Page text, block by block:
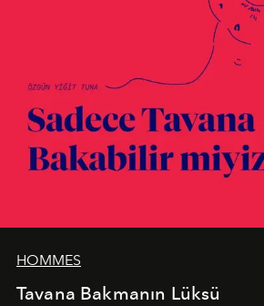
HOMMES
Tavana Bakmanın Lüksü